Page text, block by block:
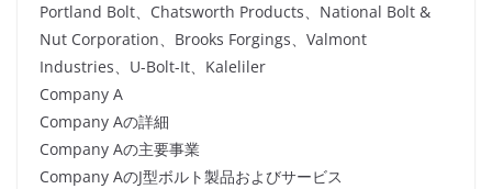
Portland Bolt、Chatsworth Products、National Bolt &
Nut Corporation、Brooks Forgings、Valmont
Industries、U-Bolt-It、Kaleliler
Company A
Company Aの詳細
Company Aの主要事業
Company AのJ型ボルト製品およびサービス